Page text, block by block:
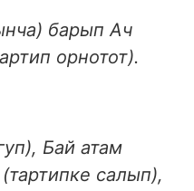
барып Ач
орнотот).
Бай атам
салып),